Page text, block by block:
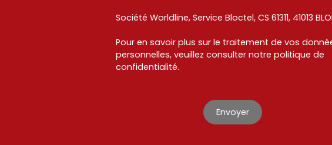
Société Worldline, Service Bloctel, CS 61311, 41013
Pour en savoir plus sur le traitement de vos
personnelles, veuillez consulter notre politique de
confidentialité.
Envoyer